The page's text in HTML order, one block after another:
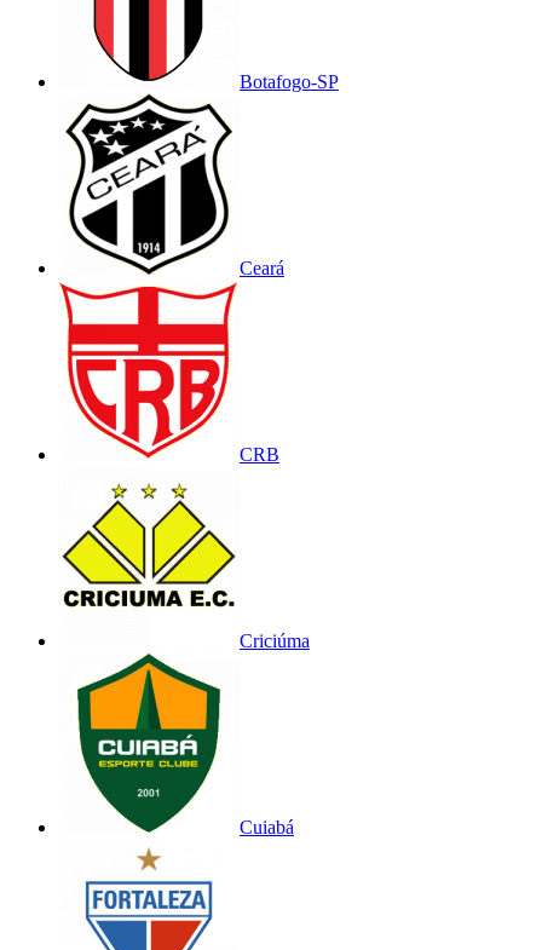
Botafogo-SP
Ceará
CRB
Criciúma
Cuiabá